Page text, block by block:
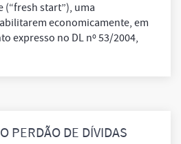
start”), uma
economicamente, em
expresso no DL nº 53/2004,
PERDÃO DE DÍVIDAS